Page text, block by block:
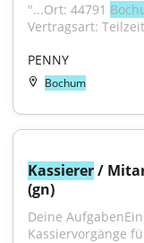
"...Ort: 44791
Vertragsart:
PENNY
Bochum
Kassierer /
(gn)
Deine
Kassiervorgänge